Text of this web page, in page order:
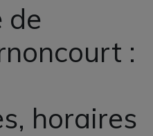
de
:
horaires